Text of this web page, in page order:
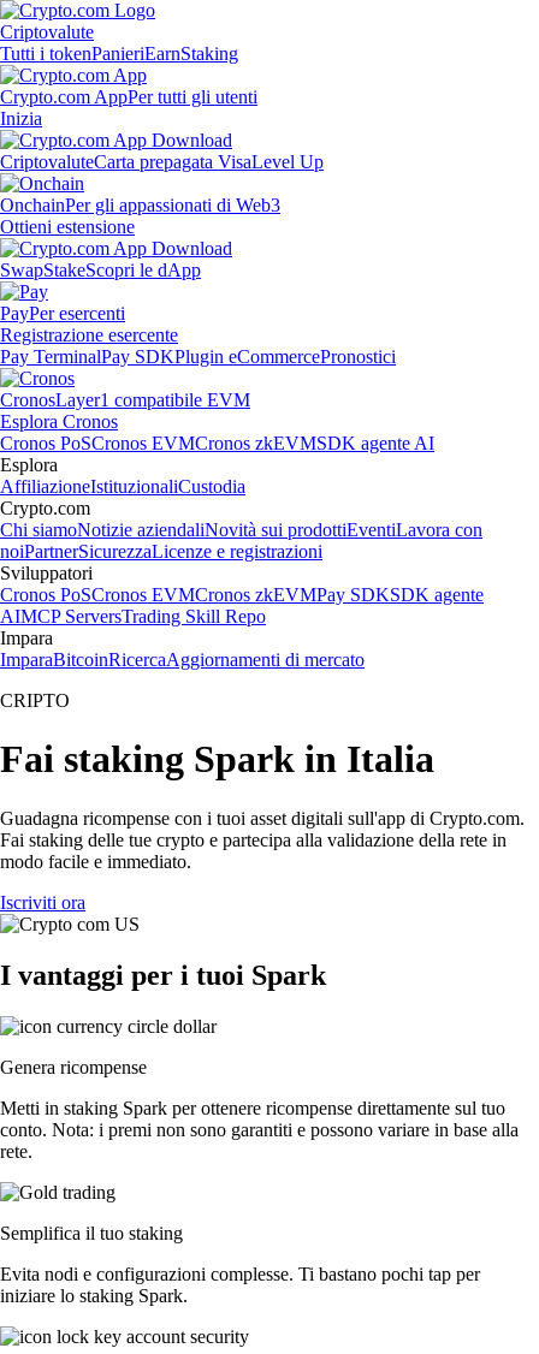
Criptovalute
Tutti i tokenPanieriEarnStaking
Crypto.com AppPer tutti gli utenti
Inizia
CriptovaluteCarta prepagata VisaLevel Up
OnchainPer gli appassionati di Web3
Ottieni estensione
SwapStakeScopri le dApp
PayPer esercenti
Registrazione esercente
Pay TerminalPay SDKPlugin eCommercePronostici
CronosLayer1 compatibile EVM
Esplora Cronos
Cronos PoSCronos EVMCronos zkEVMSDK agente AI
Esplora
AffiliazioneIstituzionaliCustodia
Crypto.com
Chi siamoNotizie aziendaliNovità sui prodottiEventiLavora con
noiPartnerSicurezzaLicenze e registrazioni
Sviluppatori
Cronos PoSCronos EVMCronos zkEVMPay SDKSDK agente
AIMCP ServersTrading Skill Repo
Impara
ImparaBitcoinRicercaAggiornamenti di mercato
CRIPTO
Fai staking Spark in Italia
Guadagna ricompense con i tuoi asset digitali sull'app di Crypto.com.
Fai staking delle tue crypto e partecipa alla validazione della rete in
modo facile e immediato.
Iscriviti ora
I vantaggi per i tuoi Spark
Genera ricompense
Metti in staking Spark per ottenere ricompense direttamente sul tuo
conto. Nota: i premi non sono garantiti e possono variare in base alla
rete.
Semplifica il tuo staking
Evita nodi e configurazioni complesse. Ti bastano pochi tap per
iniziare lo staking Spark.